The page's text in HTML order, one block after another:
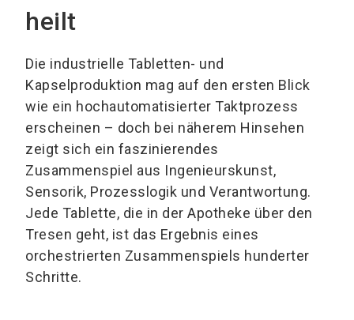
heilt
Die industrielle Tabletten- und
Kapselproduktion mag auf den ersten Blick
wie ein hochautomatisierter Taktprozess
erscheinen – doch bei näherem Hinsehen
zeigt sich ein faszinierendes
Zusammenspiel aus Ingenieurskunst,
Sensorik, Prozesslogik und Verantwortung.
Jede Tablette, die in der Apotheke über den
Tresen geht, ist das Ergebnis eines
orchestrierten Zusammenspiels hunderter
Schritte.